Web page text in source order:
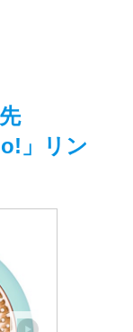
」リン